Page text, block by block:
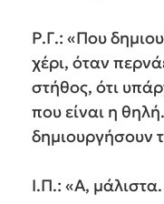
Ρ.Γ.: «Που
χέρι, όταν
στήθος, ότι
που είναι η
δημιουργήσουν
Ι.Π.: «Α,